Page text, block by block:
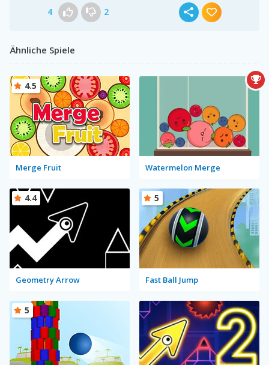
4 2
Ähnliche Spiele
Merge Fruit
4.5
Watermelon Merge
Geometry Arrow
4.4
Fast Ball Jump
5
5